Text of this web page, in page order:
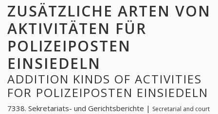
ZUSÄTZLICHE ARTEN VON
AKTIVITÄTEN FÜR
POLIZEIPOSTEN
EINSIEDELN
ADDITION KINDS OF ACTIVITIES
FOR POLIZEIPOSTEN EINSIEDELN
7338. Sekretariats- und Gerichtsberichte | Secretarial and court